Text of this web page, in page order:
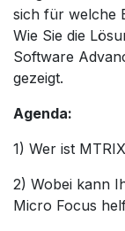
sich für welche
Wie Sie die
Software
gezeigt.
Agenda:
1) Wer ist
2) Wobei kann
Micro Focus